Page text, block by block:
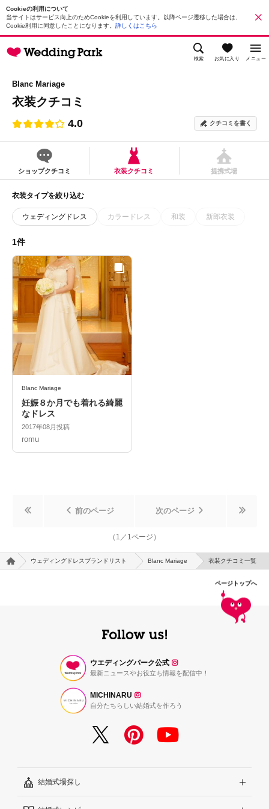
Cookieの利用について
当サイトはサービス向上のためCookieを利用しています。以降ページ遷移した場合は、
Cookie利用に同意したことになります。 詳しくはこちら
検索 お気に入り メニュー
Blanc Mariage
衣装クチコミ
4.0 クチコミを書く
ショップクチコミ 衣装クチコミ 提携式場
衣装タイプを絞り込む
ウェディングドレス カラードレス 和装 新郎衣装
1件
Blanc Mariage
妊娠８か月でも着れる綺麗
なドレス
2017年08月投稿
romu
前のページ 次のページ
（ 1 ／ 1ページ）
ウェディングドレスブランドリスト Blanc Mariage 衣装クチコミ一覧
ページトップへ
ウエディングパーク公式
最新ニュースやお役立ち情報を配信中！
MICHINARU
自分たちらしい結婚式を作ろう
結婚式場探し